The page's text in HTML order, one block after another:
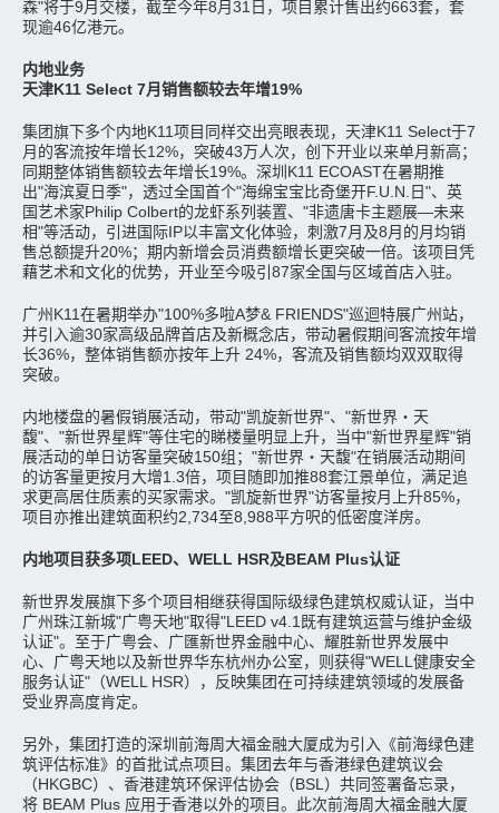
森"将于9月交楼，截至今年8月31日，项目累计售出约663套，套
现逾46亿港元。
内地业务
天津K11 Select 7月销售额较去年增19%
集团旗下多个内地K11项目同样交出亮眼表现，天津K11 Select于7
月的客流按年增长12%，突破43万人次，创下开业以来单月新高；
同期整体销售额较去年增长19%。深圳K11 ECOAST在暑期推
出"海滨夏日季"，透过全国首个"海绵宝宝比奇堡开F.U.N.日"、英
国艺术家Philip Colbert的龙虾系列装置、"非遗唐卡主题展—未来
相"等活动，引进国际IP以丰富文化体验，刺激7月及8月的月均销
售总额提升20%；期内新增会员消费额增长更突破一倍。该项目凭
藉艺术和文化的优势，开业至今吸引87家全国与区域首店入驻。
广州K11在暑期举办"100%多啦A梦& FRIENDS"巡迴特展广州站，
并引入逾30家高级品牌首店及新概念店，带动暑假期间客流按年增
长36%，整体销售额亦按年上升 24%，客流及销售额均双双取得
突破。
内地楼盘的暑假销展活动，带动"凯旋新世界"、"新世界‧天
馥"、"新世界星辉"等住宅的睇楼量明显上升，当中"新世界星辉"销
展活动的单日访客量突破150组；"新世界‧天馥"在销展活动期间
的访客量更按月大增1.3倍，项目随即加推88套江景单位，满足追
求更高居住质素的买家需求。"凯旋新世界"访客量按月上升85%，
项目亦推出建筑面积约2,734至8,988平方呎的低密度洋房。
内地项目获多项LEED、WELL HSR及BEAM Plus认证
新世界发展旗下多个项目相继获得国际级绿色建筑权威认证，当中
广州珠江新城"广粤天地"取得"LEED v4.1既有建筑运营与维护金级
认证"。至于广粤会、广匯新世界金融中心、耀胜新世界发展中
心、广粤天地以及新世界华东杭州办公室，则获得"WELL健康安全
服务认证"（WELL HSR），反映集团在可持续建筑领域的发展备
受业界高度肯定。
另外，集团打造的深圳前海周大福金融大厦成为引入《前海绿色建
筑评估标准》的首批试点项目。集团去年与香港绿色建筑议会
（HKGBC）、香港建筑环保评估协会（BSL）共同签署备忘录，
将 BEAM Plus 应用于香港以外的项目。此次前海周大福金融大厦